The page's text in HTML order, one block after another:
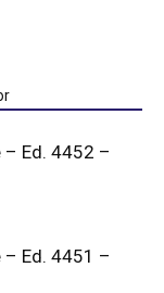
Ed. 4452 –
Ed. 4451 –